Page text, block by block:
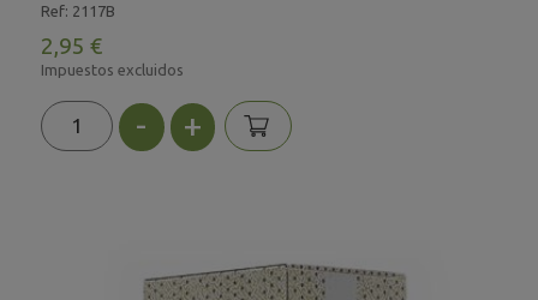
Ref: 2117B
2,95 €
Impuestos excluidos
- +